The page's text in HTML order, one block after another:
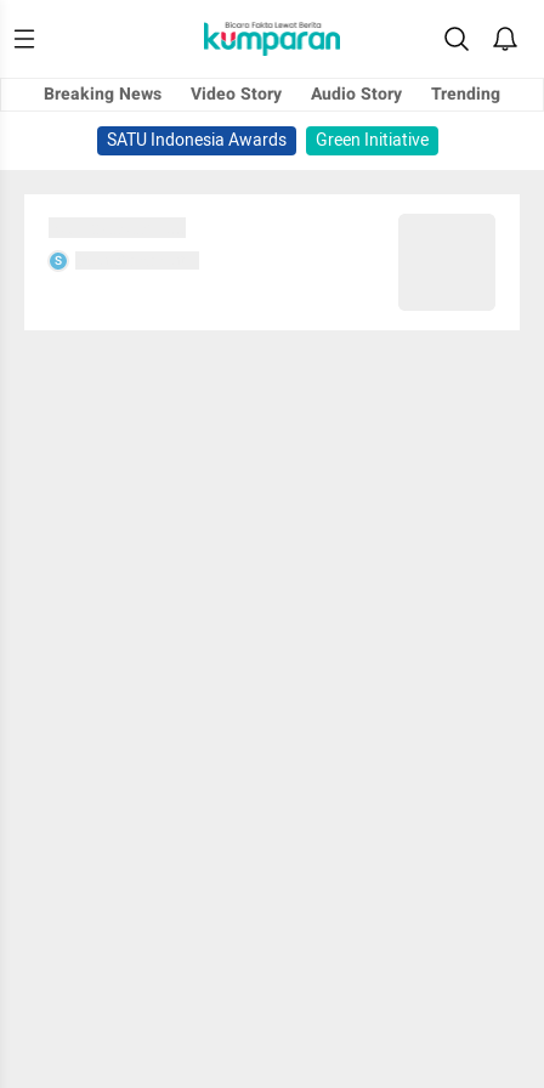
Breaking News Video Story Audio Story
Trending
SATU Indonesia Awards
Green Initiative
S